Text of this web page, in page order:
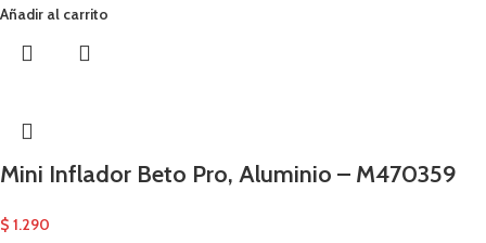
Añadir al carrito
Mini Inflador Beto Pro, Aluminio – M470359
$ 1.290